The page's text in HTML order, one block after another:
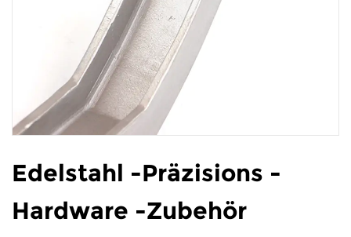
Edelstahl -Präzisions -
Hardware -Zubehör